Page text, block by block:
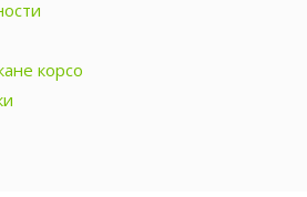
корсо